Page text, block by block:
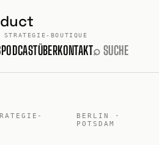
STRATEGIE-BOUTIQUE
PODCASTÜBERKONTAKT⌕ SUCHE
BERLIN ·
POTSDAM